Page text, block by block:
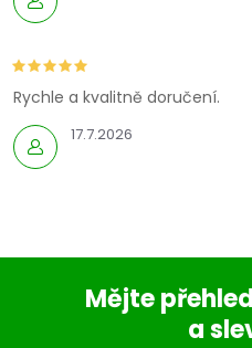
17.7.2026
Rychle a kvalitně doručení.
Mějte
a